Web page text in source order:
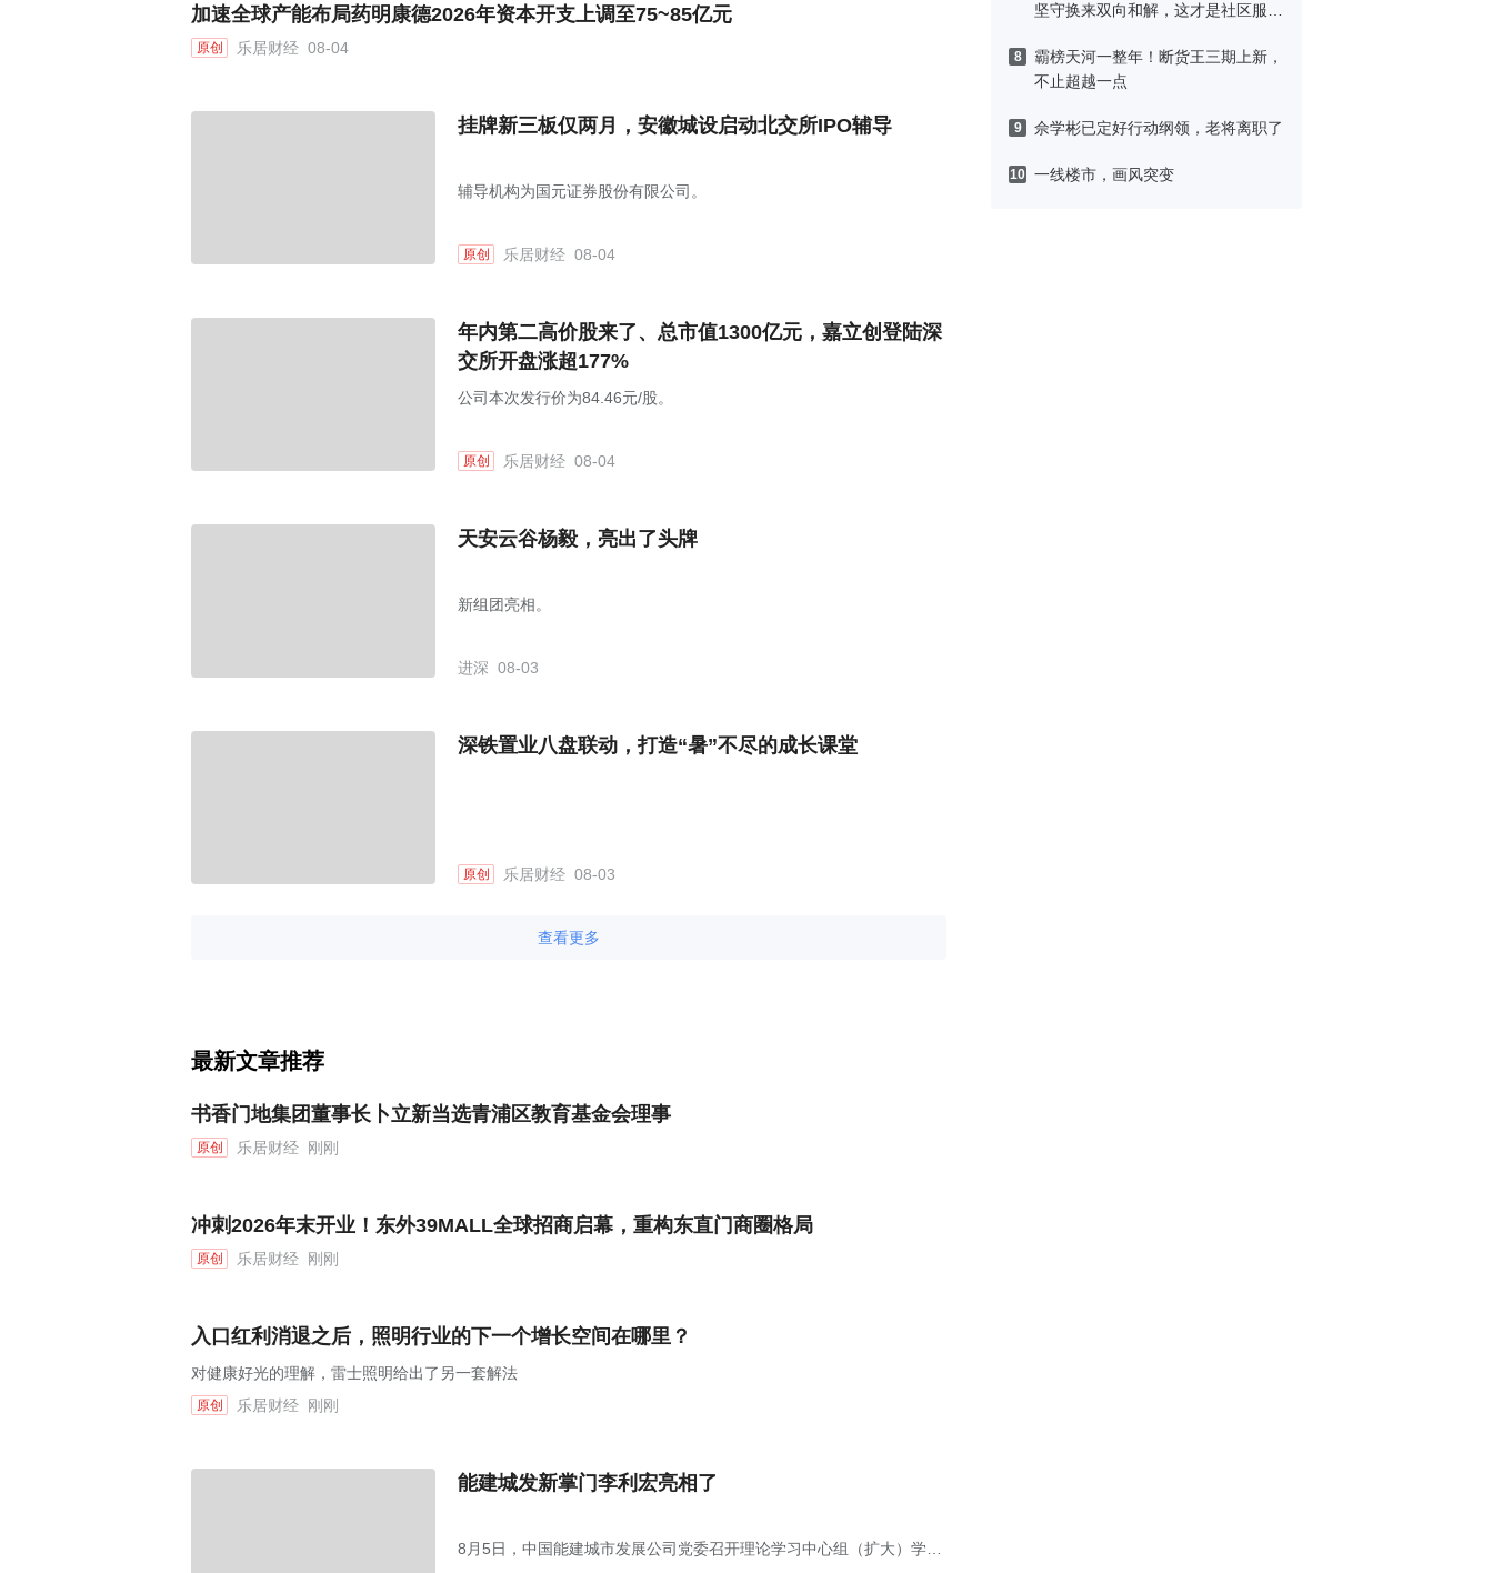
坚守换来双向和解，这才是社区服务
8
霸榜天河一整年！断货王三期上新，
不止超越一点
9 佘学彬已定好行动纲领，老将离职了
10 一线楼市，画风突变
加速全球产能布局药明康德2026年资本开支上调至75~85亿元
原创 乐居财经 08-04
挂牌新三板仅两月，安徽城设启动北交所IPO辅导
辅导机构为国元证券股份有限公司。
原创 乐居财经 08-04
年内第二高价股来了、总市值1300亿元，嘉立创登陆深
交所开盘涨超177%
公司本次发行价为84.46元/股。
原创 乐居财经 08-04
天安云谷杨毅，亮出了头牌
新组团亮相。
进深 08-03
深铁置业八盘联动，打造“暑”不尽的成长课堂
原创 乐居财经 08-03
查看更多
最新文章推荐
书香门地集团董事长卜立新当选青浦区教育基金会理事
原创 乐居财经 刚刚
冲刺2026年末开业！东外39MALL全球招商启幕，重构东直门商圈格局
原创 乐居财经 刚刚
入口红利消退之后，照明行业的下一个增长空间在哪里？
对健康好光的理解，雷士照明给出了另一套解法
原创 乐居财经 刚刚
能建城发新掌门李利宏亮相了
8月5日，中国能建城市发展公司党委召开理论学习中心组（扩大）学习